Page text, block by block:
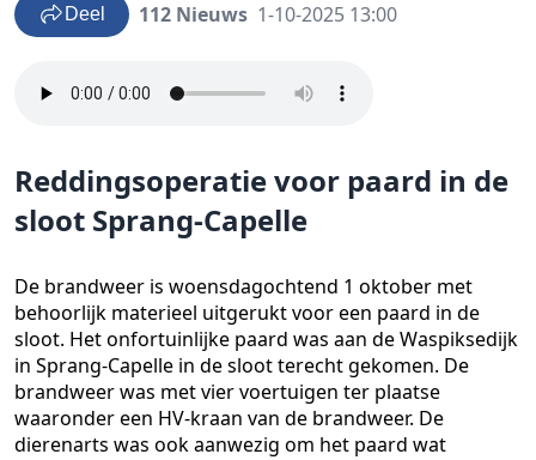
Deel 112 Nieuws 1-10-2025 13:00
Reddingsoperatie voor paard in de
sloot Sprang-Capelle
De brandweer is woensdagochtend 1 oktober met
behoorlijk materieel uitgerukt voor een paard in de
sloot. Het onfortuinlijke paard was aan de Waspiksedijk
in Sprang-Capelle in de sloot terecht gekomen. De
brandweer was met vier voertuigen ter plaatse
waaronder een HV-kraan van de brandweer. De
dierenarts was ook aanwezig om het paard wat